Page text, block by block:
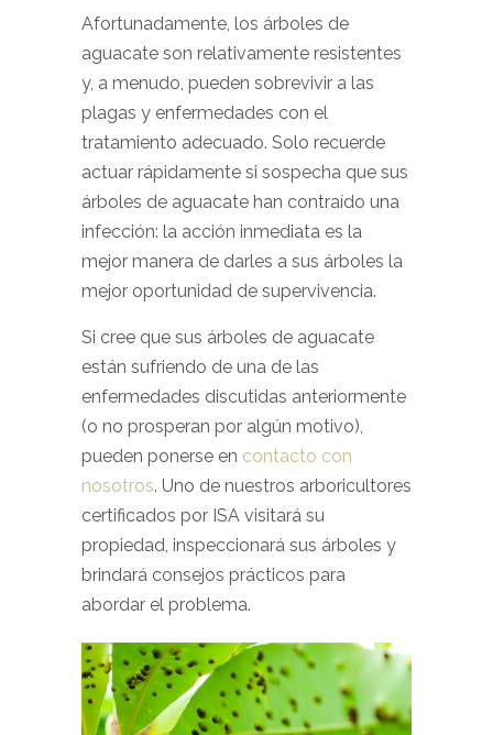
Afortunadamente, los árboles de
aguacate son relativamente resistentes
y, a menudo, pueden sobrevivir a las
plagas y enfermedades con el
tratamiento adecuado. Solo recuerde
actuar rápidamente si sospecha que sus
árboles de aguacate han contraído una
infección: la acción inmediata es la
mejor manera de darles a sus árboles la
mejor oportunidad de supervivencia.
Si cree que sus árboles de aguacate
están sufriendo de una de las
enfermedades discutidas anteriormente
(o no prosperan por algún motivo),
pueden ponerse en contacto con
nosotros. Uno de nuestros arboricultores
certificados por ISA visitará su
propiedad, inspeccionará sus árboles y
brindará consejos prácticos para
abordar el problema.